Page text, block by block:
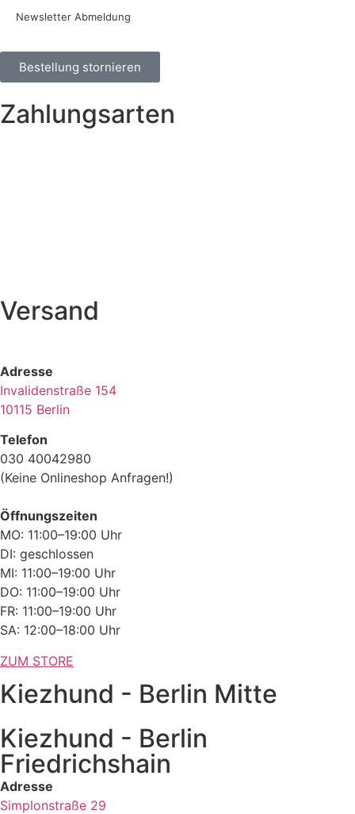
Newsletter Abmeldung
Bestellung stornieren
Zahlungsarten
Versand
Adresse
Invalidenstraße 154
10115 Berlin
Telefon
030 40042980
(Keine Onlineshop Anfragen!)
Öffnungszeiten
MO: 11:00–19:00 Uhr
DI: geschlossen
MI: 11:00–19:00 Uhr
DO: 11:00–19:00 Uhr
FR: 11:00–19:00 Uhr
SA: 12:00–18:00 Uhr
ZUM STORE
Kiezhund - Berlin Mitte
Kiezhund - Berlin
Friedrichshain
Adresse
Simplonstraße 29